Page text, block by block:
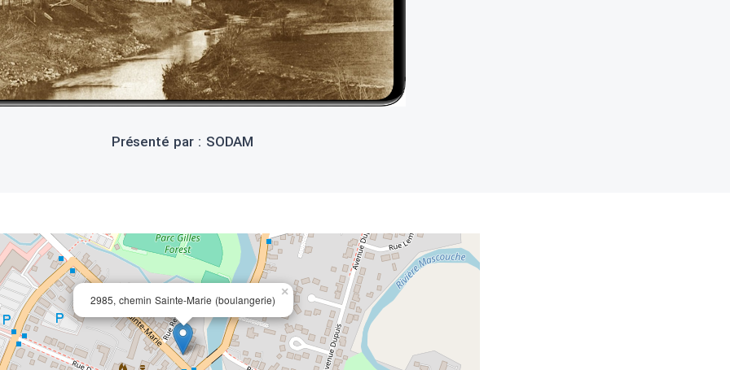
Présenté par : SODAM
2985, chemin Sainte-Marie (boulangerie)
×